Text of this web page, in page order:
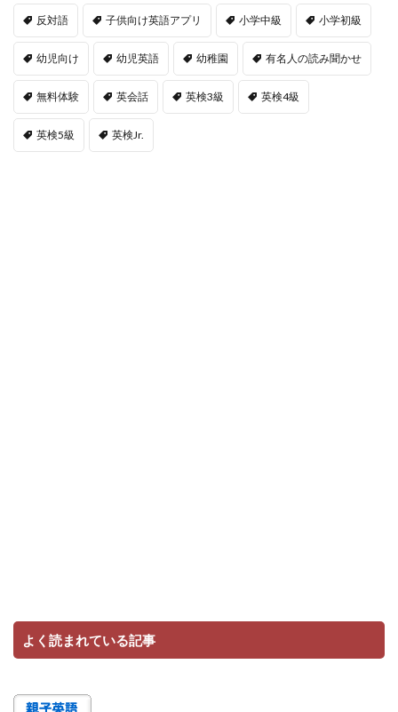
反対語 子供向け英語アプリ 小学中級 小学初級
幼児向け 幼児英語 幼稚園 有名人の読み聞かせ
無料体験 英会話 英検3級 英検4級
英検5級 英検Jr.
よく読まれている記事